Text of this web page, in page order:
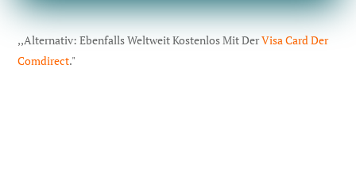
,,Alternativ: Ebenfalls Weltweit Kostenlos Mit DerVisa Card Der
Comdirect."